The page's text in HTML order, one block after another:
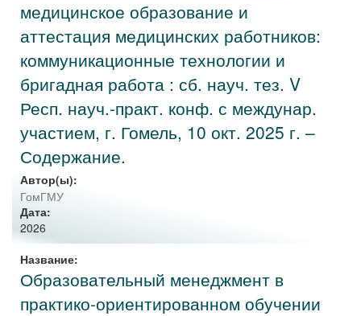
медицинское образование и
аттестация медицинских работников:
коммуникационные технологии и
бригадная работа : сб. науч. тез. V
Респ. науч.-практ. конф. с междунар.
участием, г. Гомель, 10 окт. 2025 г. –
Содержание.
Автор(ы):
ГомГМУ
Дата:
2026
Название:
Образовательный менеджмент в
практико-ориентированном обучении